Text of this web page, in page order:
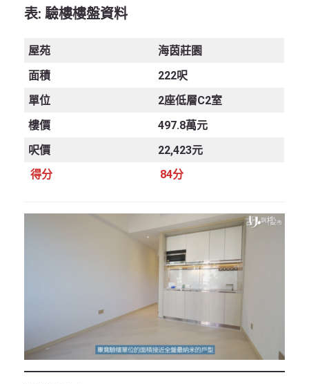
表: 驗樓樓盤資料
屋苑
海茵莊園
面積
222呎
單位
2座低層C2室
樓價
497.8萬元
呎價
22,423元
得分
84分